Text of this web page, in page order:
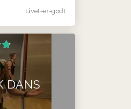
Livet-er-godt
DANS